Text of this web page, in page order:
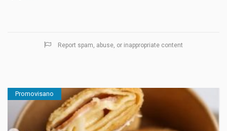
Report spam, abuse, or inappropriate content
Promovisano